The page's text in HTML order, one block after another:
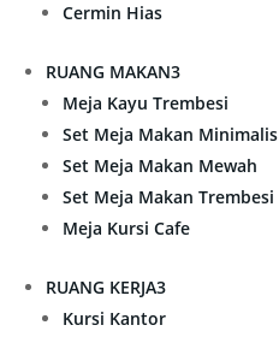
Cermin Hias
RUANG MAKAN3
Meja Kayu Trembesi
Set Meja Makan Minimalis
Set Meja Makan Mewah
Set Meja Makan Trembesi
Meja Kursi Cafe
RUANG KERJA3
Kursi Kantor